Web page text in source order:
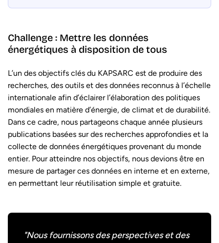
Challenge : Mettre les données
énergétiques à disposition de tous
L’un des objectifs clés du KAPSARC est de produire des
recherches, des outils et des données reconnus à l’échelle
internationale afin d’éclairer l’élaboration des politiques
mondiales en matière d’énergie, de climat et de durabilité.
Dans ce cadre, nous partageons chaque année plusieurs
publications basées sur des recherches approfondies et la
collecte de données énergétiques provenant du monde
entier. Pour atteindre nos objectifs, nous devions être en
mesure de partager ces données en interne et en externe,
en permettant leur réutilisation simple et gratuite.
"Nous fournissons des perspectives et des